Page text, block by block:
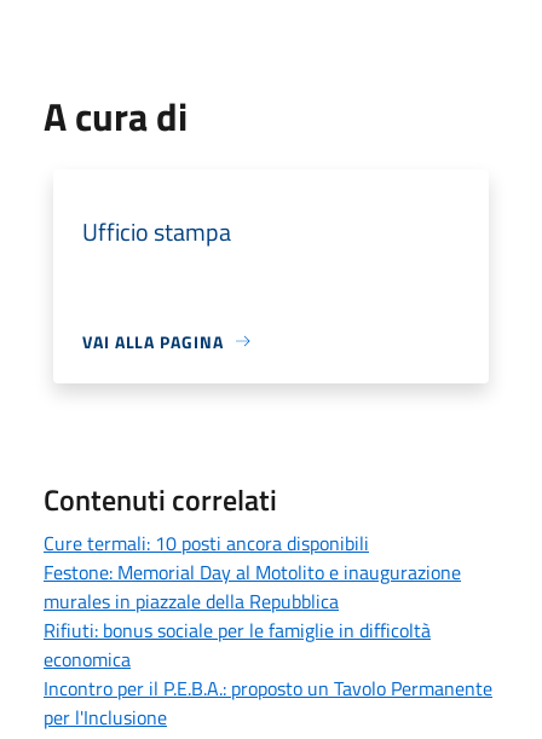
A cura di
Ufficio stampa
VAI ALLA PAGINA
Contenuti correlati
Cure termali: 10 posti ancora disponibili
Festone: Memorial Day al Motolito e inaugurazione
murales in piazzale della Repubblica
Rifiuti: bonus sociale per le famiglie in difficoltà
economica
Incontro per il P.E.B.A.: proposto un Tavolo Permanente
per l'Inclusione